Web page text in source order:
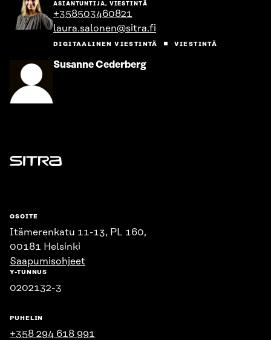
sivulle
ASIANTUNTIJA, VIESTINTÄ
+358503460821
laura.salonen@sitra.fi
DIGITAALINEN VIESTINTÄ VIESTINTÄ
Susanne CederbergSiirry
Sitra
OSOITE
Itämerenkatu 11-13, PL 160,
00181 Helsinki
Saapumisohjeet
Y-TUNNUS
0202132-3
PUHELIN
+358 294 618 991